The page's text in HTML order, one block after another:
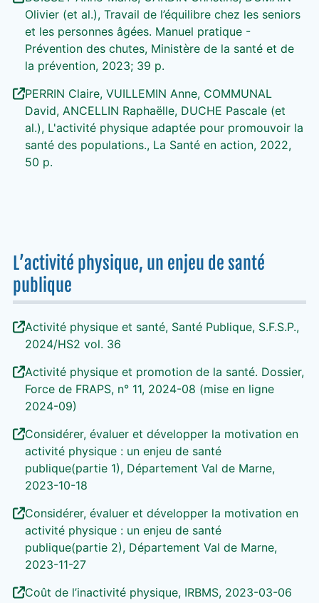
Olivier (et al.), Travail de l’équilibre chez les seniors
et les personnes âgées. Manuel pratique -
Prévention des chutes, Ministère de la santé et de
la prévention, 2023; 39 p.
PERRIN Claire, VUILLEMIN Anne, COMMUNAL
David, ANCELLIN Raphaëlle, DUCHE Pascale (et
al.), L'activité physique adaptée pour promouvoir la
santé des populations., La Santé en action, 2022,
50 p.
L’activité physique, un enjeu de santé
publique
Activité physique et santé, Santé Publique, S.F.S.P.,
2024/HS2 vol. 36
Activité physique et promotion de la santé. Dossier,
Force de FRAPS, n° 11, 2024-08 (mise en ligne
2024-09)
Considérer, évaluer et développer la motivation en
activité physique : un enjeu de santé
publique(partie 1), Département Val de Marne,
2023-10-18
Considérer, évaluer et développer la motivation en
activité physique : un enjeu de santé
publique(partie 2), Département Val de Marne,
2023-11-27
Coût de l’inactivité physique, IRBMS, 2023-03-06